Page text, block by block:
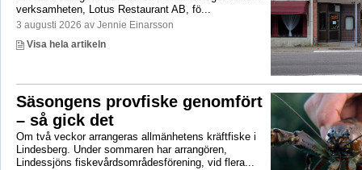
verksamheten, Lotus Restaurant AB, fö...
3 augusti 2026 av Jennie Einarsson
Visa hela artikeln
Säsongens provfiske genomfört
– så gick det
Om två veckor arrangeras allmänhetens kräftfiske i
Lindesberg. Under sommaren har arrangören,
Lindessjöns fiskevårdsområdesförening, vid flera...